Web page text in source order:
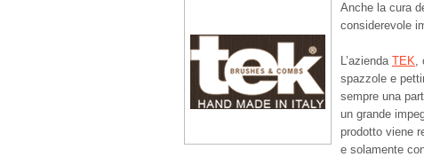
Anche la cura
considerevole
L’azienda TEK,
spazzole e
sempre una
un grande
prodotto viene
e solamente